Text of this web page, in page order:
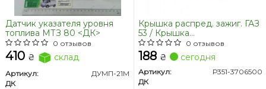
Датчик указателя уровня
топлива МТЗ 80 <ДК>
0 отзывов
410 ₴ склад
Артикул:
ДУМП-21М
ДК
Крышка распред. зажиг. ГАЗ
53 / Крышка
распределителя зажигания
(трамблера) ГАЗ 53, 3307
ПАЗ,ЗИЛ <ДК>
0 отзывов
188 ₴ сегодня
Артикул:
Р351-3706500
ДК